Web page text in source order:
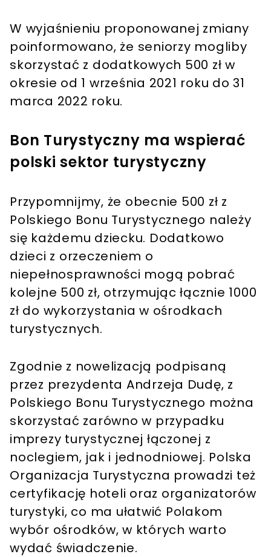
W wyjaśnieniu proponowanej zmiany
poinformowano, że seniorzy mogliby
skorzystać z dodatkowych 500 zł w
okresie od 1 września 2021 roku do 31
marca 2022 roku.
Bon Turystyczny ma wspierać
polski sektor turystyczny
Przypomnijmy, że obecnie 500 zł z
Polskiego Bonu Turystycznego należy
się każdemu dziecku. Dodatkowo
dzieci z orzeczeniem o
niepełnosprawności mogą pobrać
kolejne 500 zł, otrzymując łącznie 1000
zł do wykorzystania w ośrodkach
turystycznych.
Zgodnie z nowelizacją podpisaną
przez prezydenta Andrzeja Dudę, z
Polskiego Bonu Turystycznego można
skorzystać zarówno w przypadku
imprezy turystycznej łączonej z
noclegiem, jak i jednodniowej. Polska
Organizacja Turystyczna prowadzi też
certyfikację hoteli oraz organizatorów
turystyki, co ma ułatwić Polakom
wybór ośrodków, w których warto
wydać świadczenie.